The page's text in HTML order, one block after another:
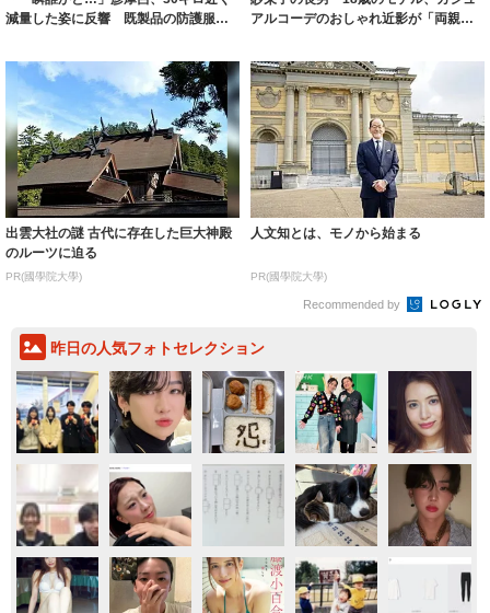
減量した姿に反響 既製品の防護服が
アルコーデのおしゃれ近影が「両親の
出雲大社の謎 古代に存在した巨大神殿
のルーツに迫る
PR(國學院大學)
人文知とは、モノから始まる
PR(國學院大學)
Recommended by
昨日の人気フォトセレクション